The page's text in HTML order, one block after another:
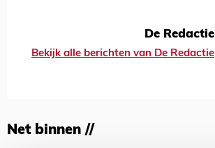
De Redactie
Bekijk alle berichten van De Redactie
Net binnen //